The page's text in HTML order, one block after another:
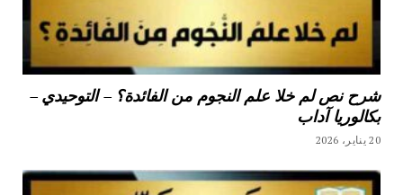
شرح نص لم خلا علم النجوم من الفائدة؟ – التوحيدي –
بكالوريا آداب
20 يناير، 2026